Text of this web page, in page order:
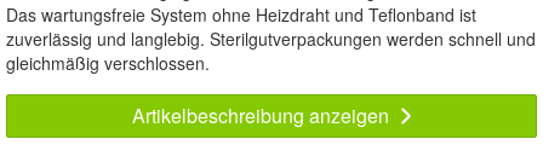
Das wartungsfreie System ohne Heizdraht und Teflonband ist
zuverlässig und langlebig. Sterilgutverpackungen werden schnell und
gleichmäßig verschlossen.
Artikelbeschreibung anzeigen